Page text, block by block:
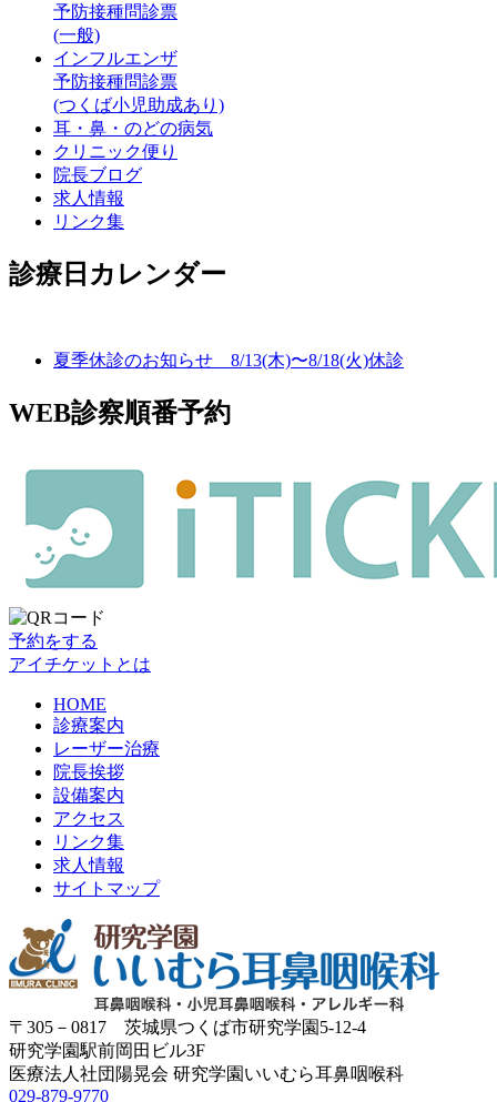
予防接種問診票
(一般)
インフルエンザ
予防接種問診票
(つくば小児助成あり)
耳・鼻・のどの病気
クリニック便り
院長ブログ
求人情報
リンク集
診療日カレンダー
夏季休診のお知らせ 8/13(木)〜8/18(火)休診
WEB診察順番予約
予約をする
アイチケットとは
HOME
診療案内
レーザー治療
院長挨拶
設備案内
アクセス
リンク集
求人情報
サイトマップ
〒305－0817 茨城県つくば市研究学園5‐12‐4
研究学園駅前岡田ビル3F
医療法人社団陽晃会 研究学園いいむら耳鼻咽喉科
029‐879‐9770